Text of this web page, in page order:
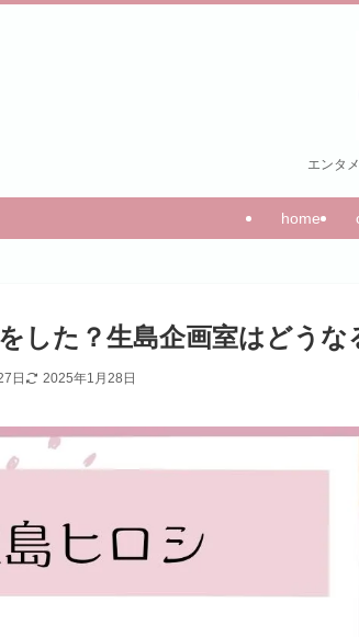
エンタ
home
した？生島企画室はどう
日 2025年1月28日